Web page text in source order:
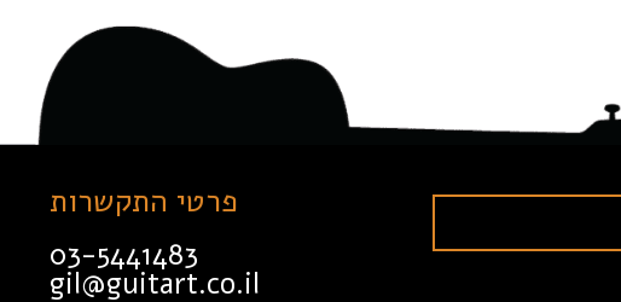
פרטי התקשרות
03-5441483
gil@guitart.co.il